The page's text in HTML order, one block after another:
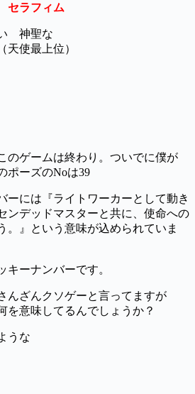
セラフィム
神聖な
使最上位）
のゲームは終わり。ついでに僕が
ポーズのNoは39
ーには『ライトワーカーとして動き
ンデッドマスターと共に、使命への
。』という意味が込められていま
キーナンバーです。
んざんクソゲーと言ってますが
を意味してるんでしょうか？
うな